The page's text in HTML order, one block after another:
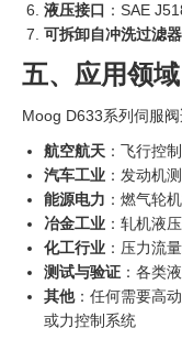
液压接口 ：SAE
可拆卸自冲洗过滤器
五、应用领域
Moog D633系列伺服
航空航天 ：飞行控
汽车工业 ：发动机
能源电力 ：燃气轮
冶金工业 ：轧机液
化工行业 ：压力流
测试与验证 ：各类
其他：任何需要高
或力控制系统